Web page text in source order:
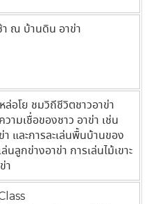
า ณ บ้านดิน อาข่า
อโย ชมวิถีชีวิตชาวอาข่า
ามเชื่อของชาว อาข่า เช่น
และการละเล่นพื้นบ้านของ
นลูกข่างอาข่า การเล่นไม้เขาะ
า